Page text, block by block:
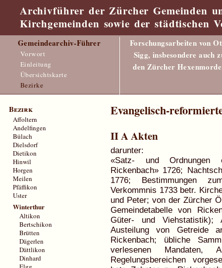
Archivführer der Zürcher Gemeinden
Kirchgemeinden sowie der städtischen
Gemeindearchiv-Führer
Vorwort
Einleitung
Übersichtskarte
Bezirke
Forschungsarbeiten von
Sigg, insbesondere auch
den Zürcher
Evangelisch-
II A Akten
darunter:
«Satz- und Ordnungen
Rickenbach» 1726;
1776; Bestimmungen
Verkommnis 1733 betr.
und Peter; von der Zürcher
Gemeindetabelle von
Güter- und
Austeilung von Getreide
Rickenbach; übliche
verlesenen Mandaten,
Regelungsbereichen
Bezirk
Affoltern
Andelfingen
Bülach
Dielsdorf
Dietikon
Hinwil
Horgen
Meilen
Pfäffikon
Uster
Winterthur
Altikon
Bertschikon
Brütten
Dägerlen
Dättlikon
Dinhard